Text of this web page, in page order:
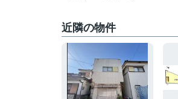
近隣の物件